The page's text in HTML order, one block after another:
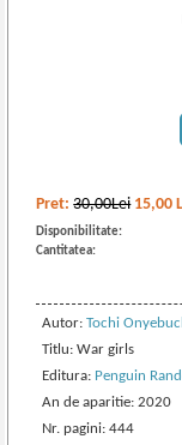
Pret:30,00Lei 15,00
Disponibilitate:
Cantitatea:
Autor:Tochi
Titlu: War girls
Editura: Penguin
An de aparitie: 2020
Nr. pagini: 444